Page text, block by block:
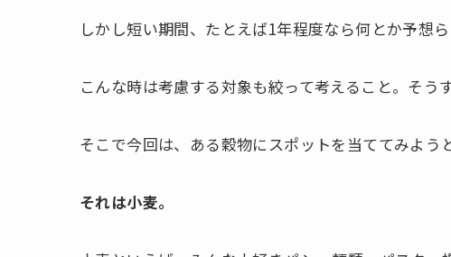
しかし短い期間、たとえば1年程度なら何とか予想
こんな時は考慮する対象も絞って考えること。そう
そこで今回は、ある穀物にスポットを当ててみよう
それは小麦。